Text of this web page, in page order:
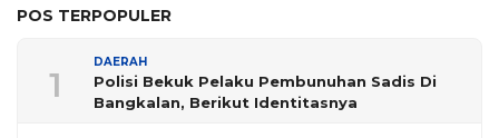
POS TERPOPULER
1
DAERAH
Polisi Bekuk Pelaku Pembunuhan Sadis Di
Bangkalan, Berikut Identitasnya